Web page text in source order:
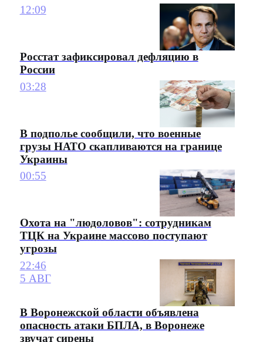
12:09
Росстат зафиксировал дефляцию в
России
03:28
В подполье сообщили, что военные
грузы НАТО скапливаются на границе
Украины
00:55
Охота на "людоловов": сотрудникам
ТЦК на Украине массово поступают
угрозы
22:46
5 АВГ
В Воронежской области объявлена
опасность атаки БПЛА, в Воронеже
звучат сирены